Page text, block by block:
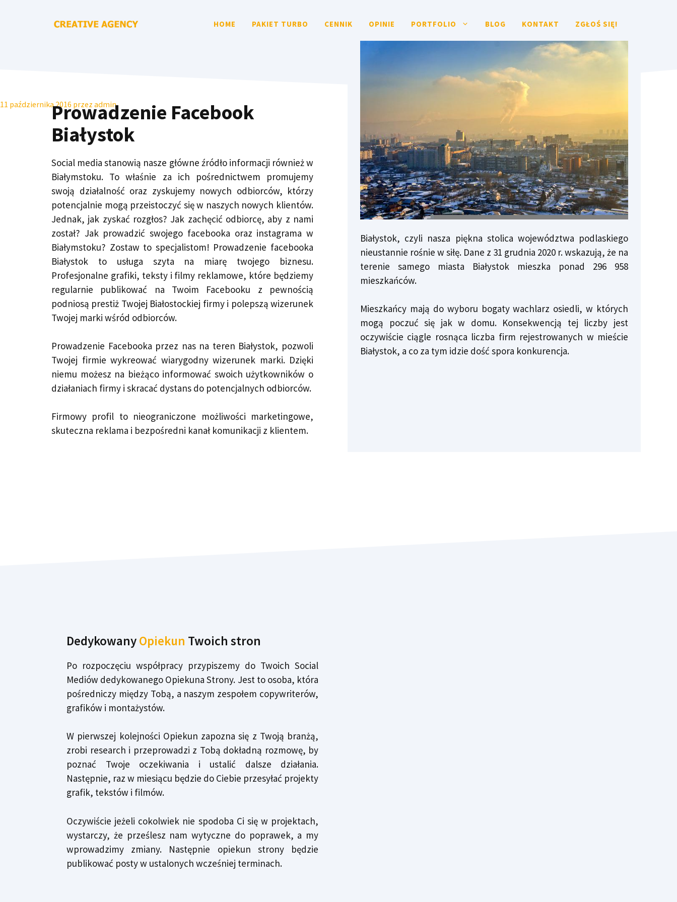
HOME PAKIET TURBO CENNIK OPINIE PORTFOLIO BLOG KONTAKT ZGŁOŚ SIĘ!
11 października 2016 przez admin
Prowadzenie Facebook
Białystok
Social media stanowią nasze główne źródło informacji również w
Białymstoku. To właśnie za ich pośrednictwem promujemy
swoją działalność oraz zyskujemy nowych odbiorców, którzy
potencjalnie mogą przeistoczyć się w naszych nowych klientów.
Jednak, jak zyskać rozgłos? Jak zachęcić odbiorcę, aby z nami
został? Jak prowadzić swojego facebooka oraz instagrama w
Białymstoku? Zostaw to specjalistom! Prowadzenie facebooka
Białystok to usługa szyta na miarę twojego biznesu.
Profesjonalne grafiki, teksty i filmy reklamowe, które będziemy
regularnie publikować na Twoim Facebooku z pewnością
podniosą prestiż Twojej Białostockiej firmy i polepszą wizerunek
Twojej marki wśród odbiorców.
Prowadzenie Facebooka przez nas na teren Białystok, pozwoli
Twojej firmie wykreować wiarygodny wizerunek marki. Dzięki
niemu możesz na bieżąco informować swoich użytkowników o
działaniach firmy i skracać dystans do potencjalnych odbiorców.
Firmowy profil to nieograniczone możliwości marketingowe,
skuteczna reklama i bezpośredni kanał komunikacji z klientem.
Białystok, czyli nasza piękna stolica województwa podlaskiego
nieustannie rośnie w siłę. Dane z 31 grudnia 2020 r. wskazują, że na
terenie samego miasta Białystok mieszka ponad 296 958
mieszkańców.
Mieszkańcy mają do wyboru bogaty wachlarz osiedli, w których
mogą poczuć się jak w domu. Konsekwencją tej liczby jest
oczywiście ciągle rosnąca liczba firm rejestrowanych w mieście
Białystok, a co za tym idzie dość spora konkurencja.
DedykowanyOpiekun Twoich stron
Po rozpoczęciu współpracy przypiszemy do Twoich Social
Mediów dedykowanego Opiekuna Strony. Jest to osoba, która
pośredniczy między Tobą, a naszym zespołem copywriterów,
grafików i montażystów.
W pierwszej kolejności Opiekun zapozna się z Twoją branżą,
zrobi research i przeprowadzi z Tobą dokładną rozmowę, by
poznać Twoje oczekiwania i ustalić dalsze działania.
Następnie, raz w miesiącu będzie do Ciebie przesyłać projekty
grafik, tekstów i filmów.
Oczywiście jeżeli cokolwiek nie spodoba Ci się w projektach,
wystarczy, że prześlesz nam wytyczne do poprawek, a my
wprowadzimy zmiany. Następnie opiekun strony będzie
publikować posty w ustalonych wcześniej terminach.